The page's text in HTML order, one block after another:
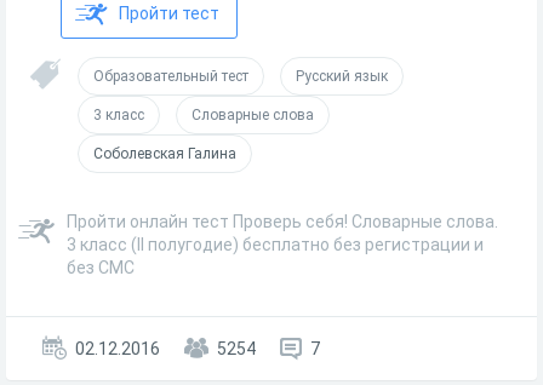
Пройти тест
Образовательный тест Русский язык
3 класс Словарные слова
Соболевская Галина
Пройти онлайн тест Проверь себя! Словарные слова.
3 класс (II полугодие) бесплатно без регистрации и
без СМС
02.12.2016 5254 7